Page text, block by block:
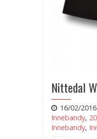
Nittedal
16/02/2016
Innebandy,
Innebandy,